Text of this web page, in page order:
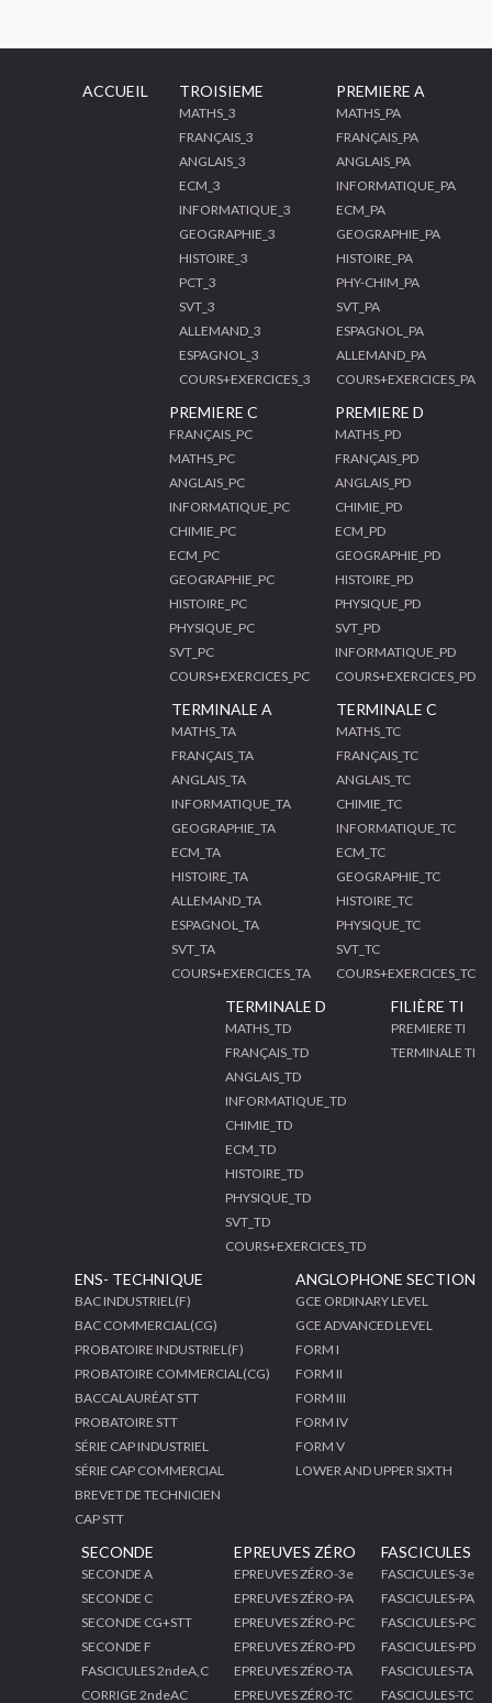
ACCUEIL TROISIEME
MATHS_3
FRANÇAIS_3
ANGLAIS_3
ECM_3
INFORMATIQUE_3
GEOGRAPHIE_3
HISTOIRE_3
PCT_3
SVT_3
ALLEMAND_3
ESPAGNOL_3
COURS+EXERCICES_3
PREMIERE A
MATHS_PA
FRANÇAIS_PA
ANGLAIS_PA
INFORMATIQUE_PA
ECM_PA
GEOGRAPHIE_PA
HISTOIRE_PA
PHY-CHIM_PA
SVT_PA
ESPAGNOL_PA
ALLEMAND_PA
COURS+EXERCICES_PA
PREMIERE C
FRANÇAIS_PC
MATHS_PC
ANGLAIS_PC
INFORMATIQUE_PC
CHIMIE_PC
ECM_PC
GEOGRAPHIE_PC
HISTOIRE_PC
PHYSIQUE_PC
SVT_PC
COURS+EXERCICES_PC
PREMIERE D
MATHS_PD
FRANÇAIS_PD
ANGLAIS_PD
CHIMIE_PD
ECM_PD
GEOGRAPHIE_PD
HISTOIRE_PD
PHYSIQUE_PD
SVT_PD
INFORMATIQUE_PD
COURS+EXERCICES_PD
TERMINALE A
MATHS_TA
FRANÇAIS_TA
ANGLAIS_TA
INFORMATIQUE_TA
GEOGRAPHIE_TA
ECM_TA
HISTOIRE_TA
ALLEMAND_TA
ESPAGNOL_TA
SVT_TA
COURS+EXERCICES_TA
TERMINALE C
MATHS_TC
FRANÇAIS_TC
ANGLAIS_TC
CHIMIE_TC
INFORMATIQUE_TC
ECM_TC
GEOGRAPHIE_TC
HISTOIRE_TC
PHYSIQUE_TC
SVT_TC
COURS+EXERCICES_TC
TERMINALE D
MATHS_TD
FRANÇAIS_TD
ANGLAIS_TD
INFORMATIQUE_TD
CHIMIE_TD
ECM_TD
HISTOIRE_TD
PHYSIQUE_TD
SVT_TD
COURS+EXERCICES_TD
FILIÈRE TI
PREMIERE TI
TERMINALE TI
ENS- TECHNIQUE
BAC INDUSTRIEL(F)
BAC COMMERCIAL(CG)
PROBATOIRE INDUSTRIEL(F)
PROBATOIRE COMMERCIAL(CG)
BACCALAURÉAT STT
PROBATOIRE STT
SÉRIE CAP INDUSTRIEL
SÉRIE CAP COMMERCIAL
BREVET DE TECHNICIEN
CAP STT
ANGLOPHONE SECTION
GCE ORDINARY LEVEL
GCE ADVANCED LEVEL
FORM I
FORM II
FORM III
FORM IV
FORM V
LOWER AND UPPER SIXTH
SECONDE
SECONDE A
SECONDE C
SECONDE CG+STT
SECONDE F
FASCICULES 2ndeA,C
CORRIGE 2ndeAC
EPREUVES ZÉRO
EPREUVES ZÉRO-3e
EPREUVES ZÉRO-PA
EPREUVES ZÉRO-PC
EPREUVES ZÉRO-PD
EPREUVES ZÉRO-TA
EPREUVES ZÉRO-TC
FASCICULES
FASCICULES-3e
FASCICULES-PA
FASCICULES-PC
FASCICULES-PD
FASCICULES-TA
FASCICULES-TC